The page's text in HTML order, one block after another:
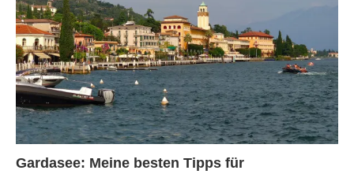
Gardasee: Meine besten Tipps für